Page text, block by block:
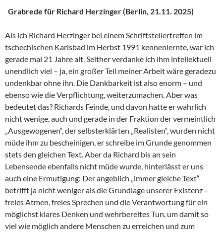
Grabrede für Richard Herzinger (Berlin, 21.11. 2025)
Als ich Richard Herzinger bei einem Schriftstellertreffen im
tschechischen Karlsbad im Herbst 1991 kennenlernte, war ich
gerade mal 21 Jahre alt. Seither verdanke ich ihm intellektuell
unendlich viel – ja, ein großer Teil meiner Arbeit wäre geradezu
undenkbar ohne ihn. Die Dankbarkeit ist also enorm – und
ebenso wie die Verpflichtung, weiterzumachen. Aber was
bedeutet das? Richards Feinde, und davon hatte er wahrlich
nicht wenige, auch und gerade in der Fraktion der vermeintlich
„Ausgewogenen“, der selbsterklärten „Realisten“, wurden nicht
müde ihm zu bescheinigen, er schreibe im Grunde genommen
stets den gleichen Text. Aber da Richard bis an sein
Lebensende ebenfalls nicht müde wurde, hinterlässt er uns
auch eine Ermutigung: Der angeblich „immer gleiche Text“
betrifft ja nicht weniger als die Grundlage unserer Existenz –
freies Atmen, freies Sprechen und die Verantwortung für ein
möglichst klares Denken und wehrbereites Tun, um damit so
viel wie möglich andere Menschen zu erreichen und zum